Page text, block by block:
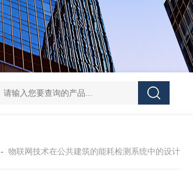
ATE210S单回路复合型温度传感器 DJSF1352-D-
- 物联网技术在公共建筑的能耗检测系统中的设计